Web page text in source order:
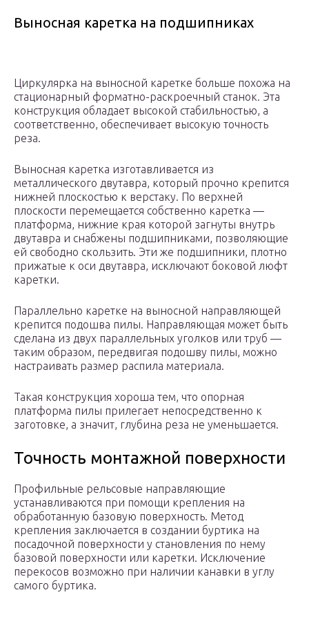
Выносная каретка на подшипниках
Циркулярка на выносной каретке больше похожа на
стационарный форматно-раскроечный станок. Эта
конструкция обладает высокой стабильностью, а
соответственно, обеспечивает высокую точность
реза.
Выносная каретка изготавливается из
металлического двутавра, который прочно крепится
нижней плоскостью к верстаку. По верхней
плоскости перемещается собственно каретка —
платформа, нижние края которой загнуты внутрь
двутавра и снабжены подшипниками, позволяющие
ей свободно скользить. Эти же подшипники, плотно
прижатые к оси двутавра, исключают боковой люфт
каретки.
Параллельно каретке на выносной направляющей
крепится подошва пилы. Направляющая может быть
сделана из двух параллельных уголков или труб —
таким образом, передвигая подошву пилы, можно
настраивать размер распила материала.
Такая конструкция хороша тем, что опорная
платформа пилы прилегает непосредственно к
заготовке, а значит, глубина реза не уменьшается.
Точность монтажной поверхности
Профильные рельсовые направляющие
устанавливаются при помощи крепления на
обработанную базовую поверхность. Метод
крепления заключается в создании буртика на
посадочной поверхности у становления по нему
базовой поверхности или каретки. Исключение
перекосов возможно при наличии канавки в углу
самого буртика.